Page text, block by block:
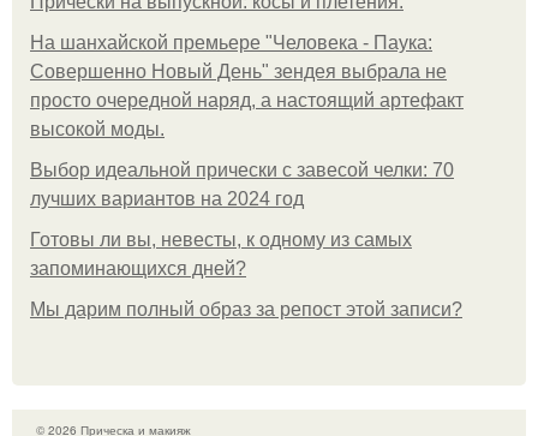
На шанхайской премьере "Человека - Паука:
Совершенно Новый День" зендея выбрала не
просто очередной наряд, а настоящий артефакт
высокой моды.
Выбор идеальной прически с завесой челки: 70
лучших вариантов на 2024 год
Готовы ли вы, невесты, к одному из самых
запоминающихся дней?
Мы дарим полный образ за репост этой записи?
© 2026 Прическа и макияж